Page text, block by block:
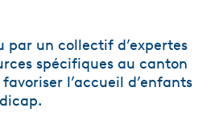
par un collectif d’expertes
spécifiques au canton
l’accueil d’enfants